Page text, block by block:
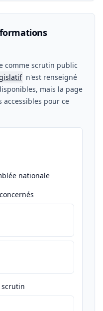
comme scrutin public
n'est renseigné
mais la page
accessibles pour ce
nationale
scrutin